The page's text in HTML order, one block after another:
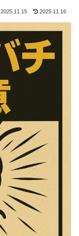
2025.11.15 2025.11.16